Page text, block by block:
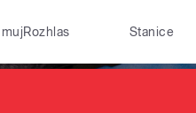
mujRozhlas Stanice